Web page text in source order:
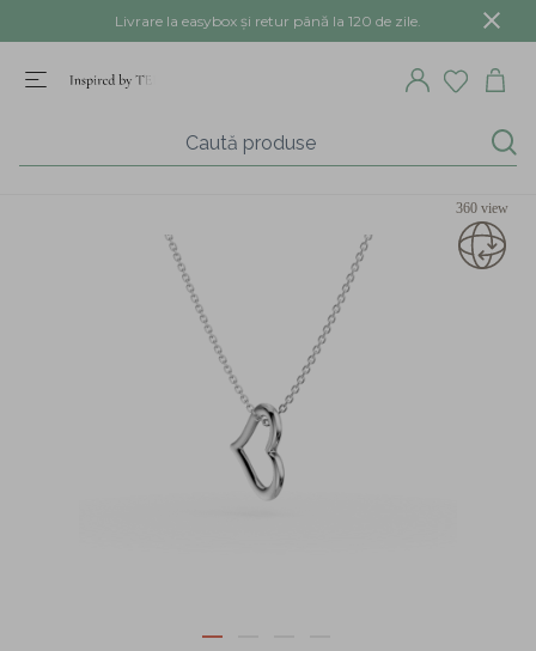
Livrare la easybox și retur până la 120 de zile.
360 view